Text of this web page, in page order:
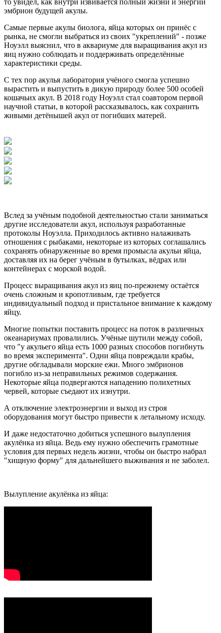
эмбрион будущей акулы.
Самые первые акулы биолога, яйца которых он принёс с
рынка, не смогли выбраться из своих "укреплений" - позже
Ноуэлл выяснил, что в аквариуме для выращивания акул из
яиц нужно соблюдать и поддерживать определённые
характеристики среды.
С тех пор акулья лаборатория учёного смогла успешно
вырастить и выпустить в дикую природу более 500 особей
кошачьих акул. В 2018 году Ноуэлл стал соавтором первой
научной статьи, в которой рассказывалось, как сохранить
живыми детёнышей акул от погибших матерей.
Вслед за учёным подобной деятельностью стали заниматься
другие исследователи акул, используя разработанные
протоколы Ноуэлла. Приходилось активно налаживать
отношения с рыбаками, некоторые из которых соглашались
сохранять обнаруженные во время промысла акульи яйца,
доставляя их на берег учёным в бутылках, вёдрах или
контейнерах с морской водой.
Процесс выращивания акул из яиц по-прежнему остаётся
очень сложным и кропотливым, где требуется
индивидуальный подход и пристальное внимание к каждому
яйцу.
Многие попытки поставить процесс на поток в различных
океанариумах провалились. Учёные шутили между собой,
что "у акульего яйца есть 1000 разных способов погибнуть
во время эксперимента". Одни яйца повреждали крабы,
другие обгладывали морские ежи. Много эмбрионов
погибло из-за неправильных режимов содержания.
Некоторые яйца подвергаются нападению полихетных
червей, которые съедают их изнутри.
А отключение электроэнергии и выход из строя
оборудования могут быстро привести к летальному исходу.
И даже недостаточно добиться успешного вылупления
акулёнка из яйца. Ведь ему нужно обеспечить грамотные
условия для первых недель жизни, чтобы он быстро набрал
"хищную форму" для дальнейшего выживания и не заболел.
Вылупление акулёнка из яйца: